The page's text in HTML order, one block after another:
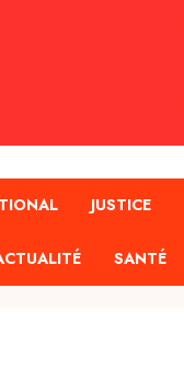
JUSTICE
SANTÉ